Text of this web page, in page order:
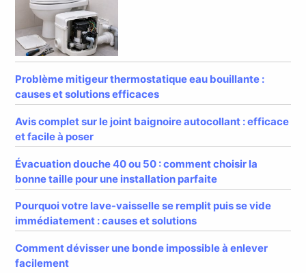
Problème mitigeur thermostatique eau bouillante :
causes et solutions efficaces
Avis complet sur le joint baignoire autocollant : efficace
et facile à poser
Évacuation douche 40 ou 50 : comment choisir la
bonne taille pour une installation parfaite
Pourquoi votre lave-vaisselle se remplit puis se vide
immédiatement : causes et solutions
Comment dévisser une bonde impossible à enlever
facilement